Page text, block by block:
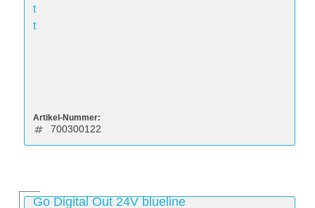
t
t
Artikel-Nummer:
700300122
Go Digital Out 24V blueline